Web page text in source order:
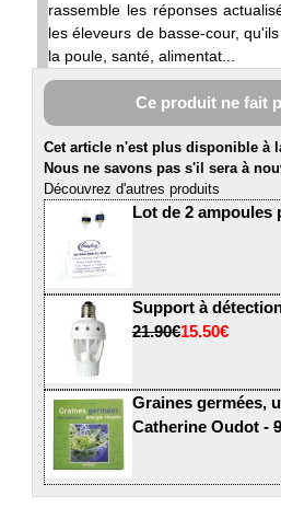
rassemble les réponses
les éleveurs de basse-cour,
la poule, santé, alimentat...
Ce produit ne fait
Cet article n'est plus disponible à
Nous ne savons pas s'il sera à
Découvrez d'autres produits
Lot de 2 ampoules
Support à
21.90€15.50€
Graines germées,
Catherine Oudot -